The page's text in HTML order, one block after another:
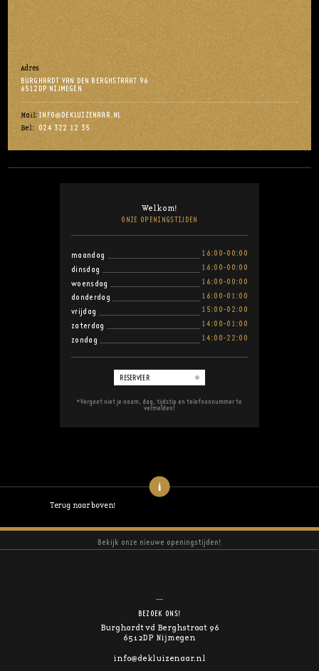
Adres
BURGHARDT VAN DEN BERGHSTRAAT 96
6512DP NIJMEGEN
Mail: INFO@DEKLUIZENAAR.NL
Bel: 024 322 12 35
Welkom!
ONZE OPENINGSTIJDEN
maandag
16:00-00:00
dinsdag
16:00-00:00
woensdag
16:00-00:00
donderdag
16:00-01:00
vrijdag
15:00-02:00
zaterdag
14:00-01:00
zondag
14:00-22:00
RESERVEER
*Vergeet niet je naam, dag, tijdstip en telefoonnummer te
vermelden!
Terug naar boven!
Bekijk onze nieuwe openingstijden!
BEZOEK ONS!
Burghardt vd Berghstraat 96
6512DP Nijmegen
info@dekluizenaar.nl